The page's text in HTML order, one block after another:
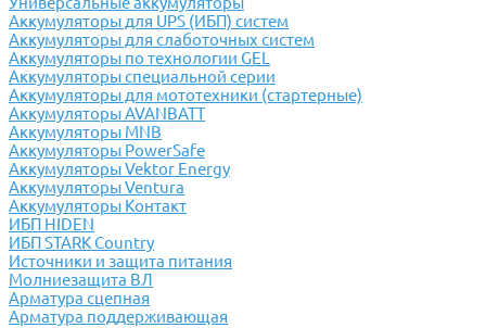
Аккумуляторы для UPS (ИБП) систем
Аккумуляторы для слаботочных систем
Аккумуляторы по технологии GEL
Аккумуляторы специальной серии
Аккумуляторы для мототехники (стартерные)
Аккумуляторы AVANBATT
Аккумуляторы MNB
Аккумуляторы PowerSafe
Аккумуляторы Vektor Energy
Аккумуляторы Ventura
Аккумуляторы Контакт
ИБП HIDEN
ИБП STARK Country
Источники и защита питания
Молниезащита ВЛ
Арматура сцепная
Арматура поддерживающая